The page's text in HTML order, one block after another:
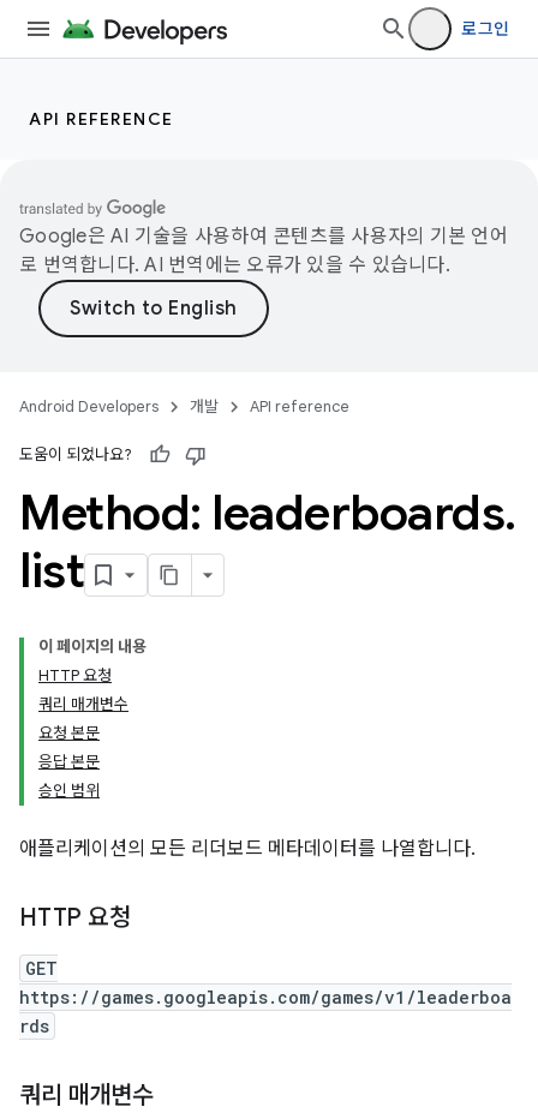
로그인
API REFERENCE
Google은 AI 기술을 사용하여 콘텐츠를 사용자의 기본 언어
로 번역합니다. AI 번역에는 오류가 있을 수 있습니다.
Android Developers 개발 API reference
도움이 되었나요?
Method: leaderboards.
list
이 페이지의 내용
HTTP 요청
쿼리 매개변수
요청 본문
응답 본문
승인 범위
애플리케이션의 모든 리더보드 메타데이터를 나열합니다.
HTTP 요청
GET
https://games.googleapis.com/games/v1/leaderboa
rds
쿼리 매개변수